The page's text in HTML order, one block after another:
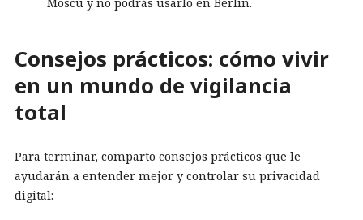
Moscú y no podrás usarlo en Berlín.
Consejos prácticos: cómo vivir
en un mundo de vigilancia
total
Para terminar, comparto consejos prácticos que le
ayudarán a entender mejor y controlar su privacidad
digital: